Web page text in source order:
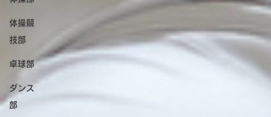
体操競
技部
卓球部
ダンス
部